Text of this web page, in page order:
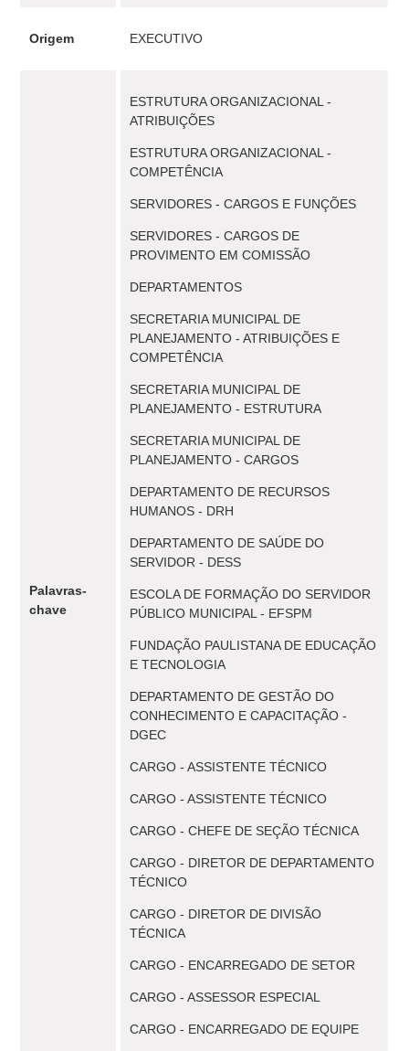
Origem EXECUTIVO
Palavras-
chave
ESTRUTURA ORGANIZACIONAL -
ATRIBUIÇÕES
ESTRUTURA ORGANIZACIONAL -
COMPETÊNCIA
SERVIDORES - CARGOS E FUNÇÕES
SERVIDORES - CARGOS DE
PROVIMENTO EM COMISSÃO
DEPARTAMENTOS
SECRETARIA MUNICIPAL DE
PLANEJAMENTO - ATRIBUIÇÕES E
COMPETÊNCIA
SECRETARIA MUNICIPAL DE
PLANEJAMENTO - ESTRUTURA
SECRETARIA MUNICIPAL DE
PLANEJAMENTO - CARGOS
DEPARTAMENTO DE RECURSOS
HUMANOS - DRH
DEPARTAMENTO DE SAÚDE DO
SERVIDOR - DESS
ESCOLA DE FORMAÇÃO DO SERVIDOR
PÚBLICO MUNICIPAL - EFSPM
FUNDAÇÃO PAULISTANA DE EDUCAÇÃO
E TECNOLOGIA
DEPARTAMENTO DE GESTÃO DO
CONHECIMENTO E CAPACITAÇÃO -
DGEC
CARGO - ASSISTENTE TÉCNICO
CARGO - ASSISTENTE TÉCNICO
CARGO - CHEFE DE SEÇÃO TÉCNICA
CARGO - DIRETOR DE DEPARTAMENTO
TÉCNICO
CARGO - DIRETOR DE DIVISÃO
TÉCNICA
CARGO - ENCARREGADO DE SETOR
CARGO - ASSESSOR ESPECIAL
CARGO - ENCARREGADO DE EQUIPE